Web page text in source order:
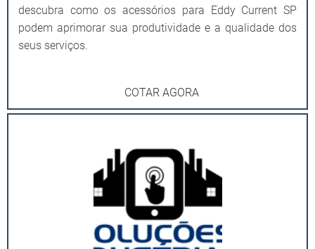
descubra como os acessórios para Eddy Current SP
podem aprimorar sua produtividade e a qualidade dos
seus serviços.
COTAR AGORA